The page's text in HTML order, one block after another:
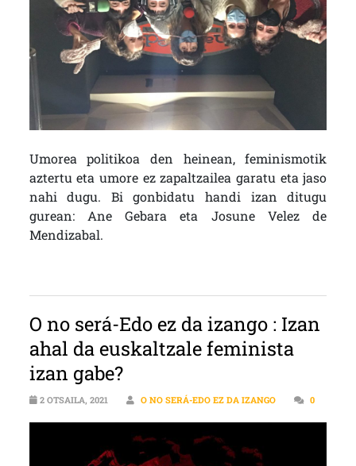
Umorea politikoa den heinean, feminismotik
aztertu eta umore ez zapaltzailea garatu eta jaso
nahi dugu. Bi gonbidatu handi izan ditugu
gurean: Ane Gebara eta Josune Velez de
Mendizabal.
O no será-Edo ez da izango : Izan
ahal da euskaltzale feminista
izan gabe?
2 OTSAILA, 2021 O NO SERÁ-EDO EZ DA IZANGO 0